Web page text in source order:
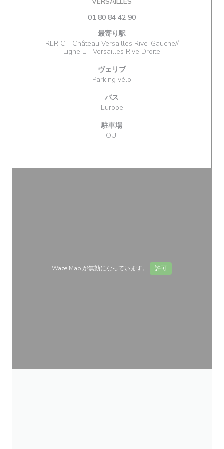
01 80 84 42 90
最寄り駅
RER C - Château Versailles Rive-Gauche//
Ligne L - Versailles Rive Droite
ヴェリブ
Parking vélo
バス
Europe
駐車場
OUI
Waze Map が無効になっています。 許可